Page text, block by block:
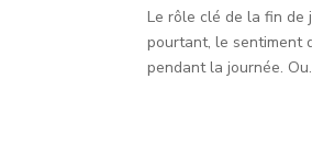
Le rôle clé de la fin de
pourtant, le sentiment
pendant la journée.